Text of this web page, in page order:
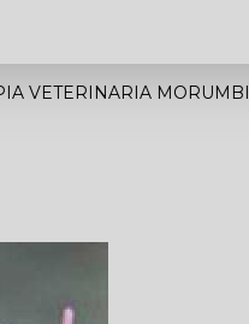
VETERINARIA MORUMBI